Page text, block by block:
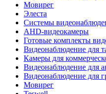
Мовирег
Элеста
Системы
AHD-видеокамеры
Готовые комплекты
Видеонаблюдение для
Камеры для
Видеонаблюдение для
Видеонаблюдение для
Мовирег